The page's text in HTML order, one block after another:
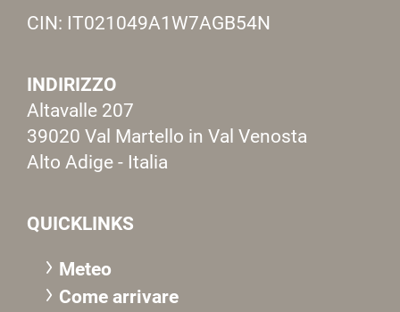
CIN: IT021049A1W7AGB54N
INDIRIZZO
Altavalle 207
39020 Val Martello in Val Venosta
Alto Adige - Italia
QUICKLINKS
Meteo
Come arrivare